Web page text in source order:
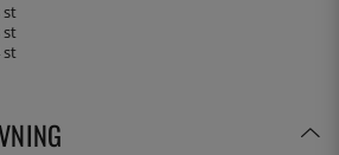
st
st
st